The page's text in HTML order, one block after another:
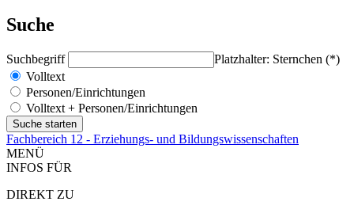
Suche
Suchbegriff
Platzhalter: Sternchen (*)
Volltext
Personen/Einrichtungen
Volltext + Personen/Einrichtungen
Fachbereich 12 - Erziehungs- und Bildungswissenschaften
MENÜ
INFOS FÜR
DIREKT ZU